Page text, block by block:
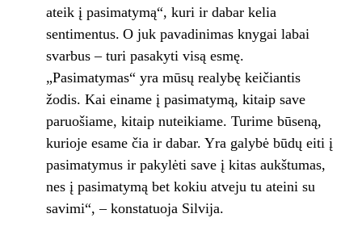
ateik į pasimatymą“, kuri ir dabar kelia
sentimentus. O juk pavadinimas knygai labai
svarbus – turi pasakyti visą esmę.
„Pasimatymas“ yra mūsų realybę keičiantis
žodis. Kai einame į pasimatymą, kitaip save
paruošiame, kitaip nuteikiame. Turime būseną,
kurioje esame čia ir dabar. Yra galybė būdų eiti į
pasimatymus ir pakylėti save į kitas aukštumas,
nes į pasimatymą bet kokiu atveju tu ateini su
savimi“, – konstatuoja Silvija.